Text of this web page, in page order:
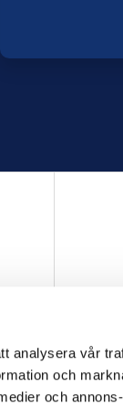
analysera vår
och
och